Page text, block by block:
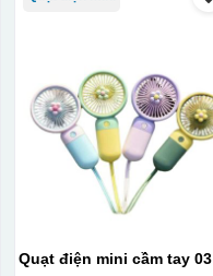
Quạt điện mini cầm tay 03